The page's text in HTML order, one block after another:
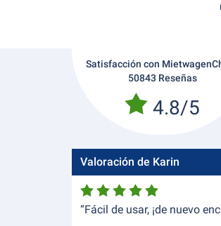
Satisfacción con
50843 Reseñas
4.8/5
Valoración de Karin
“Fácil de usar, ¡de nuevo